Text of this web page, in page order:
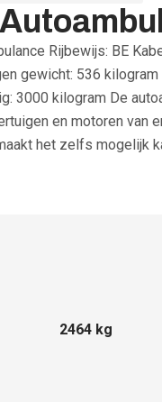
Rijbewijs: BE
gewicht: 536
3000 kilogram De
en motoren van
het zelfs mogelijk
2464 kg